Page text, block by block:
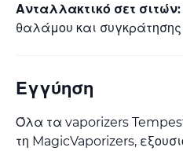
Ανταλλακτικό σετ σιτών:
θαλάμου και
Εγγύηση
Όλα τα vaporizers
τη MagicVaporizers,